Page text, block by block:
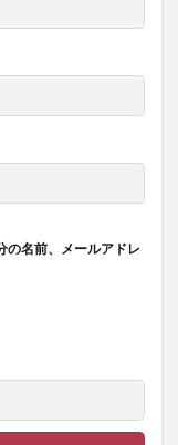
の名前、メールアドレ